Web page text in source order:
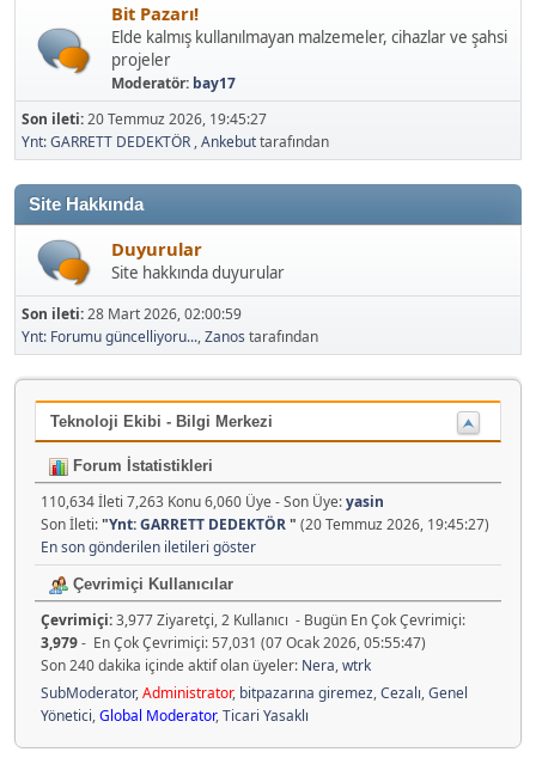
Bit Pazarı!
Elde kalmış kullanılmayan malzemeler, cihazlar ve şahsi
projeler
Moderatör: bay17
Son ileti:20 Temmuz 2026, 19:45:27
Ynt: GARRETT DEDEKTÖR ,Ankebuttarafından
Site Hakkında
Duyurular
Site hakkında duyurular
Son ileti:28 Mart 2026, 02:00:59
Ynt: Forumu güncelliyoru...,Zanos tarafından
Teknoloji Ekibi - Bilgi Merkezi
Forum İstatistikleri
110,634 İleti 7,263 Konu 6,060 Üye - Son Üye:yasin
Son İleti:"Ynt: GARRETT DEDEKTÖR" (20 Temmuz 2026, 19:45:27)
En son gönderilen iletileri göster
Çevrimiçi Kullanıcılar
Çevrimiçi:3,977 Ziyaretçi, 2 Kullanıcı - Bugün En Çok Çevrimiçi:
3,979- En Çok Çevrimiçi: 57,031 (07 Ocak 2026, 05:55:47)
Son 240 dakika içinde aktif olan üyeler: Nera,wtrk
SubModerator,Administrator, bitpazarına giremez,Cezalı,Genel
Yönetici,Global Moderator,Ticari Yasaklı